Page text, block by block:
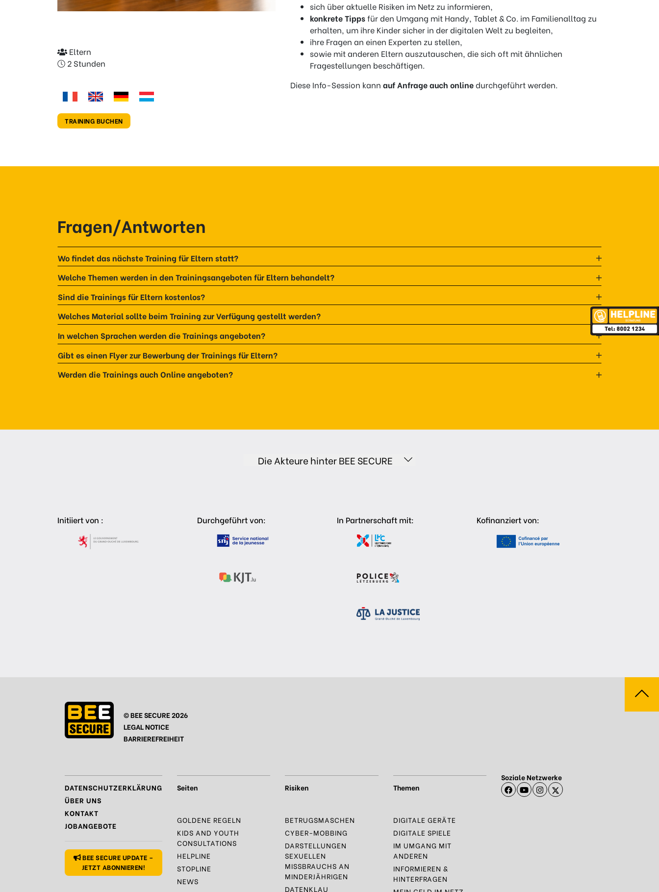
Eltern
2 Stunden
TRAINING BUCHEN
sich über aktuelle Risiken im Netz zu informieren,
konkrete Tippsfür den Umgang mit Handy, Tablet & Co. im Familienalltag zu
erhalten, um ihre Kinder sicher in der digitalen Welt zu begleiten,
ihre Fragen an einen Experten zu stellen,
sowie mit anderen Eltern auszutauschen, die sich oft mit ähnlichen
Fragestellungen beschäftigen.
Diese Info-Session kann auf Anfrageauch onlinedurchgeführt werden.
Fragen/Antworten
Wo findet das nächste Training für Eltern statt?
Welche Themen werden in den Trainingsangeboten für Eltern behandelt?
Sind die Trainings für Eltern kostenlos?
Welches Material sollte beim Training zur Verfügung gestellt werden?
In welchen Sprachen werden die Trainings angeboten?
Gibt es einen Flyer zur Bewerbung der Trainings für Eltern?
Werden die Trainings auch Online angeboten?
Die Akteure hinter BEE SECURE
Initiiert von : Durchgeführt von: In Partnerschaft mit: Kofinanziert von:
© BEE SECURE 2026
LEGAL NOTICE
BARRIEREFREIHEIT
DATENSCHUTZERKLÄRUNG
ÜBER UNS
KONTAKT
JOBANGEBOTE
BEE SECURE UPDATE –
JETZT ABONNIEREN!
Seiten
GOLDENE REGELN
KIDS AND YOUTH
CONSULTATIONS
HELPLINE
STOPLINE
NEWS
Risiken
BETRUGSMASCHEN
CYBER-MOBBING
DARSTELLUNGEN
SEXUELLEN
MISSBRAUCHS AN
MINDERJÄHRIGEN
DATENKLAU
Themen
DIGITALE GERÄTE
DIGITALE SPIELE
IM UMGANG MIT
ANDEREN
INFORMIEREN &
HINTERFRAGEN
Soziale Netzwerke